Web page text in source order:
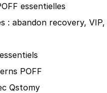
essentielles
: abandon recovery,
POFF
Qstomy